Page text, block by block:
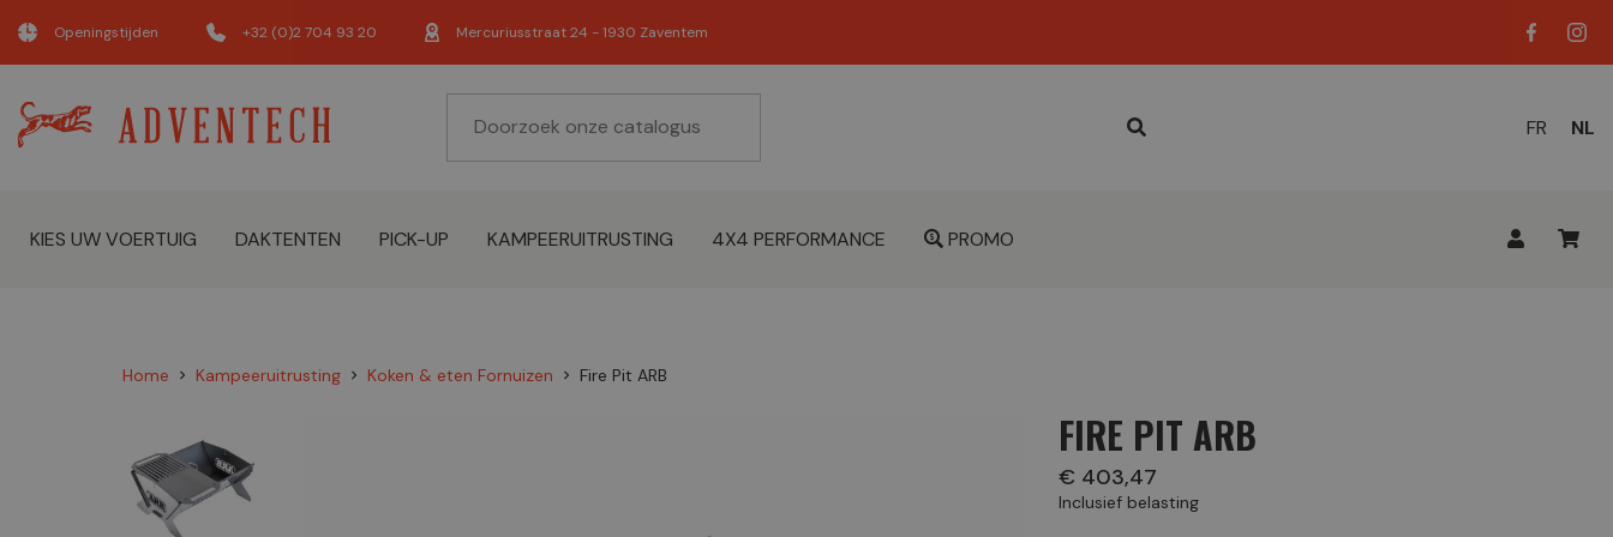
Openingstijden +32 (0)2 704 93 20 Mercuriusstraat 24 - 1930 Zaventem
FR NL
KIES UW VOERTUIG DAKTENTEN PICK-UP KAMPEERUITRUSTING 4X4 PERFORMANCE PROMO
Home chevron_right Kampeeruitrusting chevron_right Koken & eten Fornuizen chevron_right Fire Pit ARB
FIRE PIT ARB
€ 403,47
Inclusief belasting